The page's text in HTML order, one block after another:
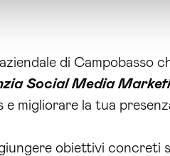
di Campobasso
Social Media
migliorare la tua
obiettivi concreti